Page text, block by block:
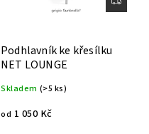
Podhlavník ke křesílku
NET LOUNGE
Skladem (>5 ks)
od 1 050 Kč